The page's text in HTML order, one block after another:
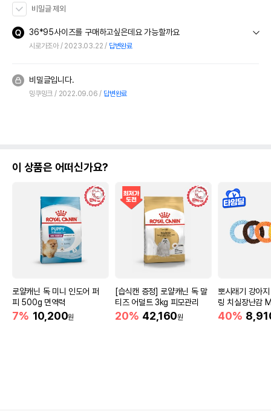
비밀글 제외
36*95사이즈를 구매하고싶은데요 가능할까요
시로가조아 2023.03.22 답변완료
비밀글입니다.
밍쿠밍크 2022.09.06 답변완료
이 상품은 어떠신가요?
로얄캐닌 독 미니 인도어 퍼
피 500g 면역력
7% 10,200원
[습식캔 증정] 로얄캐닌 독 말
티즈 어덜트 3kg 피모관리
20% 42,160원
뽀시래기 강아
링 치실장난감
40%